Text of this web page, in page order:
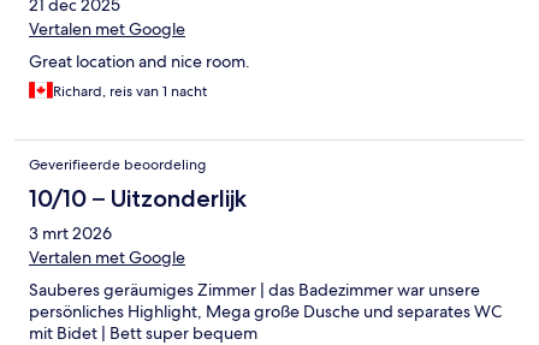
21 dec 2025
Vertalen met Google
Great location and nice room.
Richard, reis van 1 nacht
Geverifieerde beoordeling
10/10 – Uitzonderlijk
3 mrt 2026
Vertalen met Google
Sauberes geräumiges Zimmer | das Badezimmer war unsere
persönliches Highlight, Mega große Dusche und separates WC
mit Bidet | Bett super bequem